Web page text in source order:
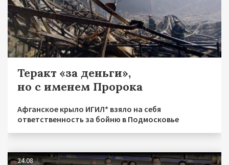
Теракт «за деньги»,
но с именем Пророка
Афганское крыло ИГИЛ* взяло на себя
ответственность за бойню в Подмосковье
24.08